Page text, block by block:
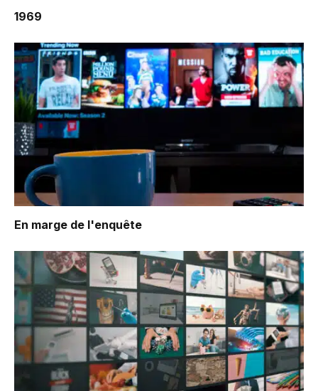
1969
En marge de l'enquête